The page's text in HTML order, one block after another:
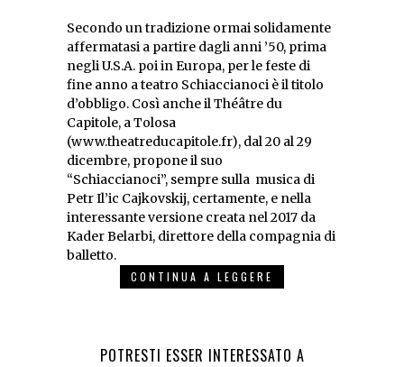
Secondo un tradizione ormai solidamente
affermatasi a partire dagli anni ’50, prima
negli U.S.A. poi in Europa, per le feste di
fine anno a teatro Schiaccianoci è il titolo
d’obbligo. Così anche il Théâtre du
Capitole, a Tolosa
(www.theatreducapitole.fr), dal 20 al 29
dicembre, propone il suo
“Schiaccianoci”, sempre sulla musica di
Petr Il’ic Cajkovskij, certamente, e nella
interessante versione creata nel 2017 da
Kader Belarbi, direttore della compagnia di
balletto.
CONTINUA A LEGGERE
POTRESTI ESSER INTERESSATO A